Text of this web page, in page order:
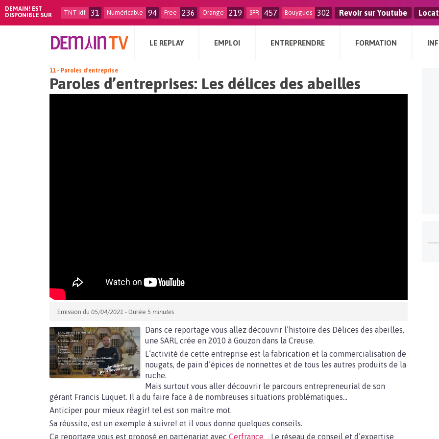
DEMAIN! EST
DISPONIBLE SUR
TNT idf 31 Numéricable 94 Free 236 Orange 219 SFR 457 Bouygues 302 Revoir sur Youtube
LE REPLAY EMPLOI ENTREPRENDRE FORMATION
11 - Paroles d'entreprise
Paroles d’entreprises: Les délices des abeilles
Emission du 05/04/2021 - Durée 5 minutes
Dans ce reportage vous allez découvrir l’histoire des Délices des abeilles,
une SARL crée en 2010 à Gouzon dans la Creuse.
L’activité de cette entreprise est la fabrication et la commercialisation de
nougats, de pain d’épices de nonnettes et de tous les autres produits de la
ruche.
Mais surtout vous aller découvrir le parcours entrepreneurial de son
gérant Francis Luquet. Il a du faire face à de nombreuses situations problématiques…
Anticiper pour mieux réagir! tel est son maître mot.
Sa réussite, est un exemple à suivre! et il vous donne quelques conseils.
Ce reportage vous est proposé en partenariat avec Cerfrance . Le réseau de conseil et d’expertise